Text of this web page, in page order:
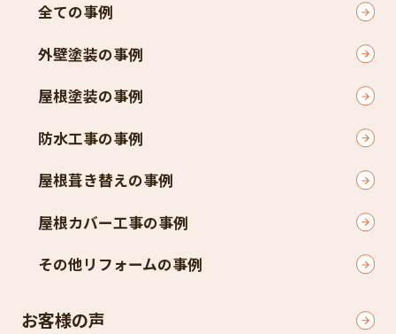
全ての事例
外壁塗装の事例
屋根塗装の事例
防水工事の事例
屋根葺き替えの事例
屋根カバー工事の事例
その他リフォームの事例
お客様の声